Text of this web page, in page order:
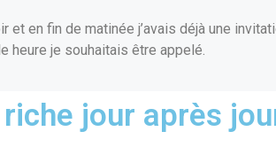
et en fin de matinée j’avais déjà une
heure je souhaitais être appelé.
jour après